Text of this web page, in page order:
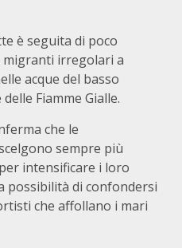
è seguita di poco
migranti irregolari a
acque del basso
Fiamme Gialle.
che le
sempre più
intensificare i loro
possibilità di confondersi
che affollano i mari